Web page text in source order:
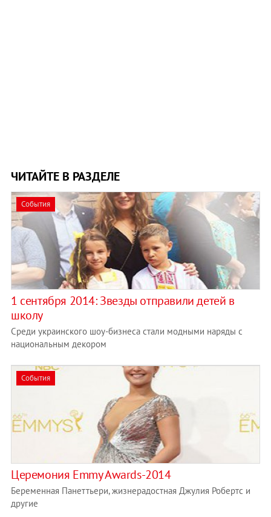
ЧИТАЙТЕ В РАЗДЕЛЕ
События
1 сентября 2014: Звезды отправили детей в
школу
Среди украинского шоу-бизнеса стали модными наряды с
национальным декором
События
Церемония Emmy Awards-2014
Беременная Панеттьери, жизнерадостная Джулия Робертс и
другие